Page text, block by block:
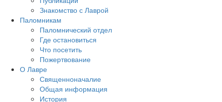
Знакомство с Лаврой
Паломникам
Паломнический отдел
Где остановиться
Что посетить
Пожертвование
О Лавре
Священноначалие
Общая информация
История